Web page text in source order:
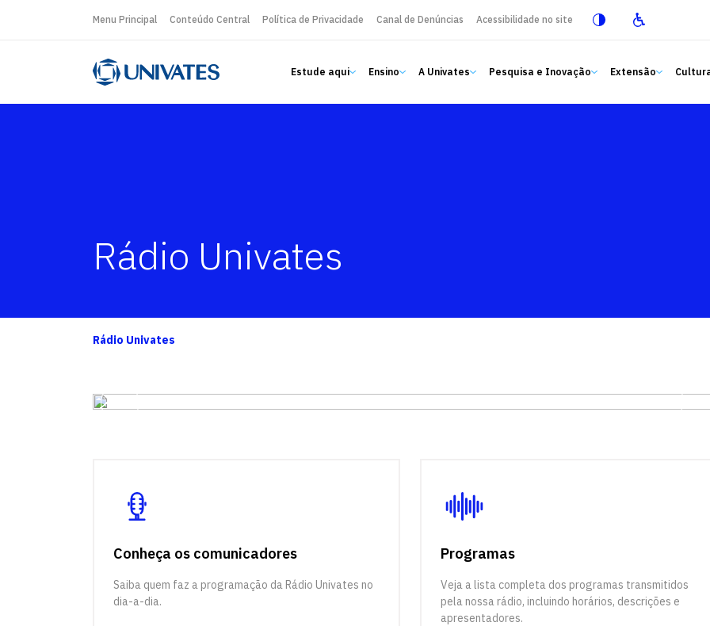
Menu Principal Conteúdo Central Política de Privacidade Canal de Denúncias Acessibilidade no site
Estude aqui Ensino A Univates Pesquisa e Inovação Extensão
Rádio Univates
Rádio Univates
Conheça os comunicadores
Saiba quem faz a programação da Rádio Univates no
dia-a-dia.
Programas
Veja a lista completa dos programas transmitidos
pela nossa rádio, incluindo horários, descrições e
apresentadores.